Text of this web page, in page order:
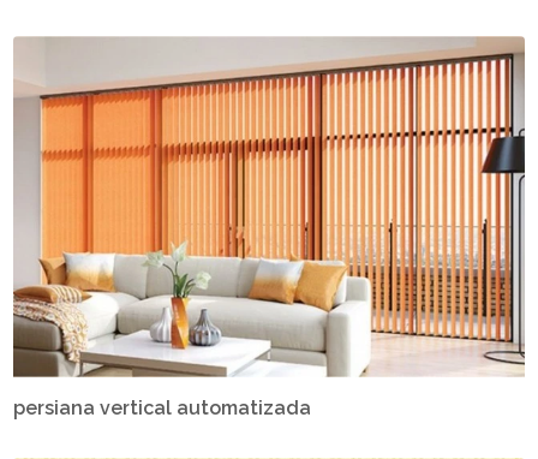
persiana vertical automatizada